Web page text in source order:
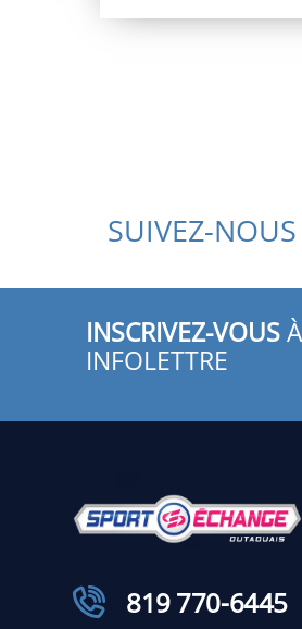
SUIVEZ-NOUS
INSCRIVEZ-VOUS
INFOLETTRE
819 770-6445